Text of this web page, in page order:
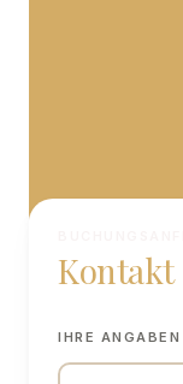
Kontakt
IHRE ANGABEN